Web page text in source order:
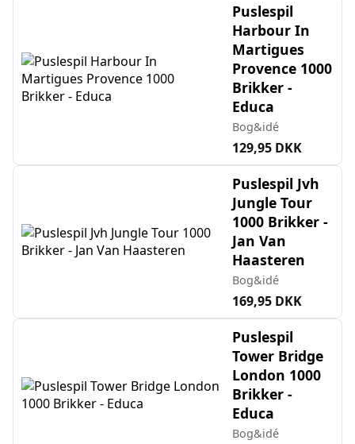
Puslespil
Harbour In
Martigues
Provence 1000
Brikker -
Educa
Bog&idé
129,95 DKK
Puslespil Jvh
Jungle Tour
1000 Brikker -
Jan Van
Haasteren
Bog&idé
169,95 DKK
Puslespil
Tower Bridge
London 1000
Brikker -
Educa
Bog&idé